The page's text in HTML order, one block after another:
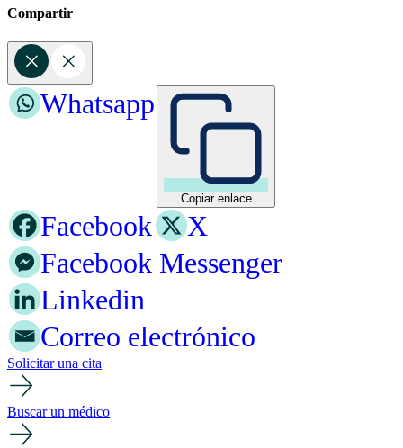
Compartir
Copiar enlace
Whatsapp
Facebook
X
Facebook Messenger
Linkedin
Correo electrónico
Solicitar una cita
Buscar un médico